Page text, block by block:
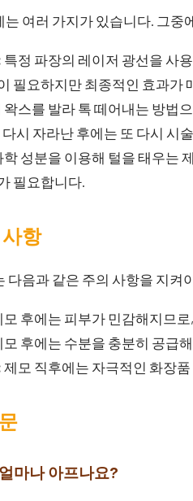
여러 가지가 있습니다. 그
특정 파장의 레이저 광선을 사
필요하지만 최종적인 효과가
왁스를 발라 톡 떼어내는 방법
시 자라난 후에는 또 다시 시
학 성분을 이용해 털을 태우는
필요합니다.
항
다음과 같은 주의 사항을 지켜
모 후에는 피부가 민감해지므
모 후에는 수분을 충분히 공급
제모 직후에는 자극적인 화장
마나 아프나요?